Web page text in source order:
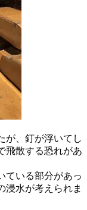
が、釘が浮いてし
飛散する恐れがあ
ている部分があっ
浸水が考えられま